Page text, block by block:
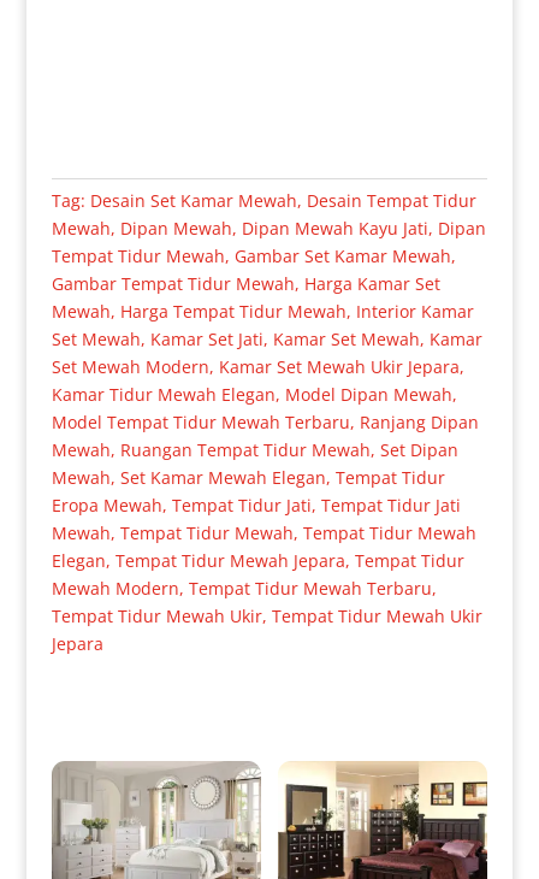
Tag: Desain Set Kamar Mewah, Desain Tempat Tidur
Mewah, Dipan Mewah, Dipan Mewah Kayu Jati, Dipan
Tempat Tidur Mewah, Gambar Set Kamar Mewah,
Gambar Tempat Tidur Mewah, Harga Kamar Set
Mewah, Harga Tempat Tidur Mewah, Interior Kamar
Set Mewah, Kamar Set Jati, Kamar Set Mewah, Kamar
Set Mewah Modern, Kamar Set Mewah Ukir Jepara,
Kamar Tidur Mewah Elegan, Model Dipan Mewah,
Model Tempat Tidur Mewah Terbaru, Ranjang Dipan
Mewah, Ruangan Tempat Tidur Mewah, Set Dipan
Mewah, Set Kamar Mewah Elegan, Tempat Tidur
Eropa Mewah, Tempat Tidur Jati, Tempat Tidur Jati
Mewah, Tempat Tidur Mewah, Tempat Tidur Mewah
Elegan, Tempat Tidur Mewah Jepara, Tempat Tidur
Mewah Modern, Tempat Tidur Mewah Terbaru,
Tempat Tidur Mewah Ukir, Tempat Tidur Mewah Ukir
Jepara